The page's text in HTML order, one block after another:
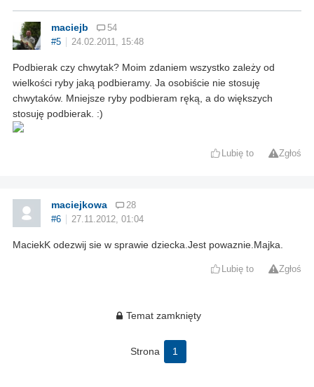
maciejb
54
#5
24.02.2011, 15:48
Podbierak czy chwytak? Moim zdaniem wszystko zależy od
wielkości ryby jaką podbieramy. Ja osobiście nie stosuję
chwytaków. Mniejsze ryby podbieram ręką, a do większych
stosuję podbierak. :)
Lubię to Zgłoś
maciejkowa
28
#6
27.11.2012, 01:04
MaciekK odezwij sie w sprawie dziecka.Jest powaznie.Majka.
Lubię to Zgłoś
Temat zamknięty
Strona 1